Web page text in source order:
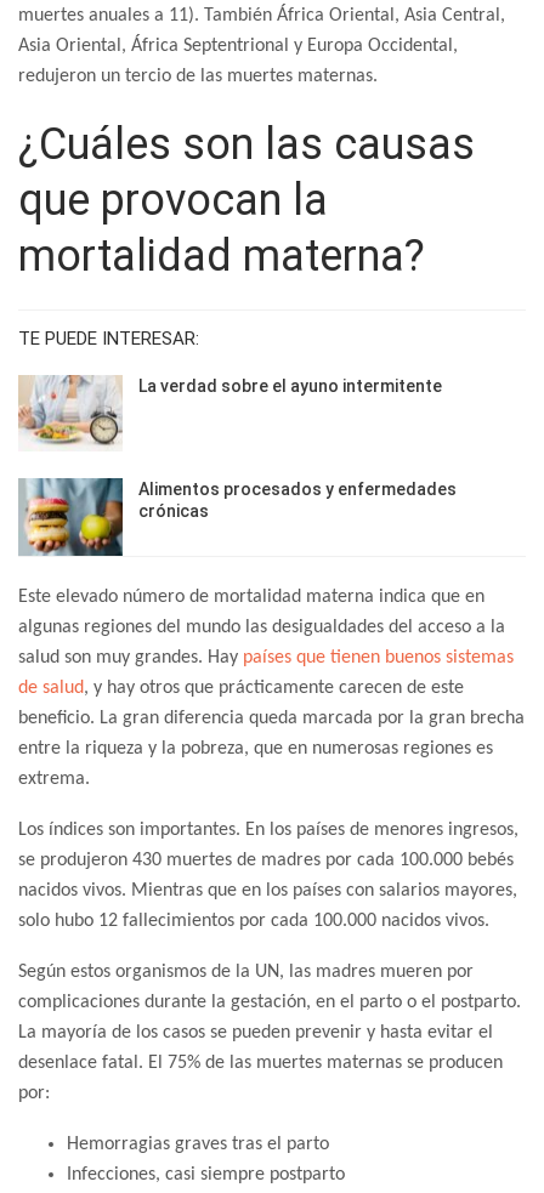
muertes anuales a 11). También África Oriental, Asia Central,
Asia Oriental, África Septentrional y Europa Occidental,
redujeron un tercio de las muertes maternas.
¿Cuáles son las causas
que provocan la
mortalidad materna?
TE PUEDE INTERESAR:
La verdad sobre el ayuno intermitente
Alimentos procesados y enfermedades
crónicas
Este elevado número de mortalidad materna indica que en
algunas regiones del mundo las desigualdades del acceso a la
salud son muy grandes. Hay países que tienen buenos sistemas
de salud, y hay otros que prácticamente carecen de este
beneficio. La gran diferencia queda marcada por la gran brecha
entre la riqueza y la pobreza, que en numerosas regiones es
extrema.
Los índices son importantes. En los países de menores ingresos,
se produjeron 430 muertes de madres por cada 100.000 bebés
nacidos vivos. Mientras que en los países con salarios mayores,
solo hubo 12 fallecimientos por cada 100.000 nacidos vivos.
Según estos organismos de la UN, las madres mueren por
complicaciones durante la gestación, en el parto o el postparto.
La mayoría de los casos se pueden prevenir y hasta evitar el
desenlace fatal. El 75% de las muertes maternas se producen
por:
Hemorragias graves tras el parto
Infecciones, casi siempre postparto